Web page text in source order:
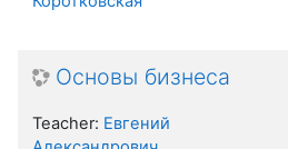
Основы бизнеса
Teacher: Евгений